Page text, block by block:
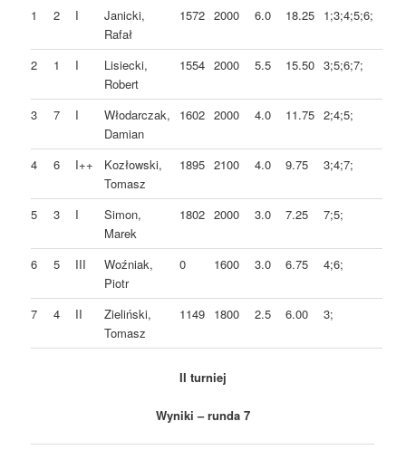
1 2 I
Janicki,
Rafał
1572 2000 6.0 18.25 1;3;4;5;6;
2 1 I
Lisiecki,
Robert
1554 2000 5.5 15.50 3;5;6;7;
3 7 I
Włodarczak,
Damian
1602 2000 4.0 11.75 2;4;5;
4 6 I++
Kozłowski,
Tomasz
1895 2100 4.0 9.75 3;4;7;
5 3 I
Simon,
Marek
1802 2000 3.0 7.25 7;5;
6 5 III
Woźniak,
Piotr
0 1600 3.0 6.75 4;6;
7 4 II
Zieliński,
Tomasz
1149 1800 2.5 6.00 3;
II turniej
Wyniki – runda 7